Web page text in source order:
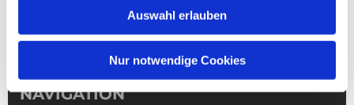
Auswahl erlauben
Nur notwendige Cookies
NAVIGATION